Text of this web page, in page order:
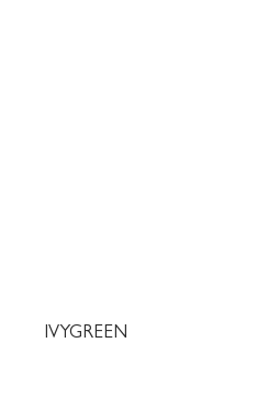
IVYGREEN